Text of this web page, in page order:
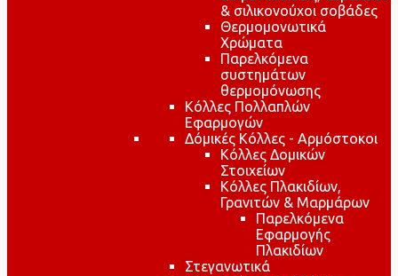
& σιλικονούχοι σοβάδες
Θερμομονωτικά
Χρώματα
Παρελκόμενα
συστημάτων
θερμομόνωσης
Κόλλες Πολλαπλών
Εφαρμογών
Δόμικές Κόλλες - Αρμόστοκοι
Κόλλες Δομικών
Στοιχείων
Κόλλες Πλακιδίων,
Γρανιτών & Μαρμάρων
Παρελκόμενα
Εφαρμογής
Πλακιδίων
Στεγανωτικά